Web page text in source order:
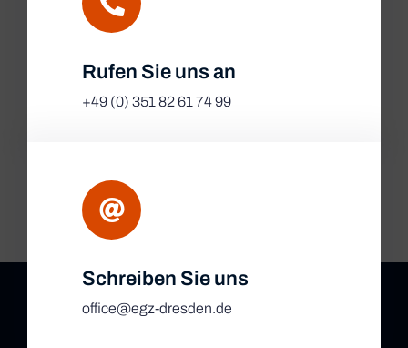
Rufen Sie uns an
+49 (0) 351 82 61 74 99
Schreiben Sie uns
office@egz-dresden.de